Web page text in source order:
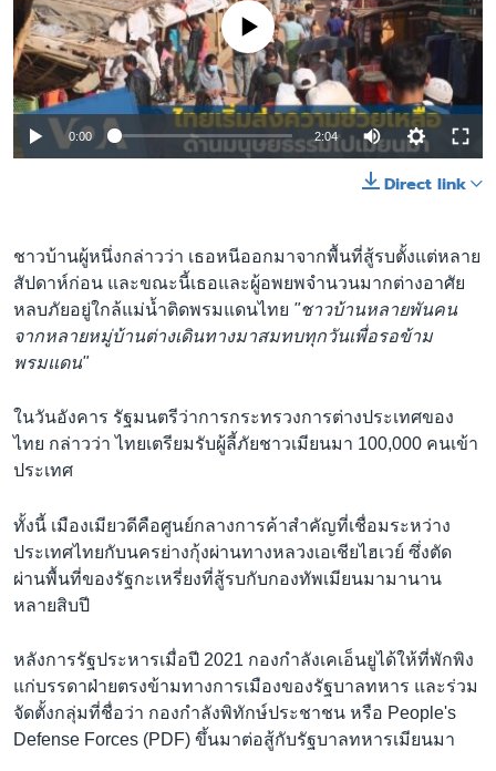
No media source currently available
0:00 2:04
Direct link
ชาวบ้านผู้หนึ่งกล่าวว่า เธอหนีออกมาจากพื้นที่สู้รบตั้งแต่หลาย
สัปดาห์ก่อน และขณะนี้เธอและผู้อพยพจำนวนมากต่างอาศัย
หลบภัยอยู่ใกล้แม่น้ำติดพรมแดนไทย "ชาวบ้านหลายพันคน
จากหลายหมู่บ้านต่างเดินทางมาสมทบทุกวันเพื่อรอข้าม
พรมแดน"
ในวันอังคาร รัฐมนตรีว่าการกระทรวงการต่างประเทศของ
ไทย กล่าวว่า ไทยเตรียมรับผู้ลี้ภัยชาวเมียนมา 100,000 คนเข้า
ประเทศ
ทั้งนี้ เมืองเมียวดีคือศูนย์กลางการค้าสำคัญที่เชื่อมระหว่าง
ประเทศไทยกับนครย่างกุ้งผ่านทางหลวงเอเชียไฮเวย์ ซึ่งตัด
ผ่านพื้นที่ของรัฐกะเหรี่ยงที่สู้รบกับกองทัพเมียนมามานาน
หลายสิบปี
หลังการรัฐประหารเมื่อปี 2021 กองกำลังเคเอ็นยูได้ให้ที่พักพิง
แก่บรรดาฝ่ายตรงข้ามทางการเมืองของรัฐบาลทหาร และร่วม
จัดตั้งกลุ่มที่ชื่อว่า กองกำลังพิทักษ์ประชาชน หรือ People's
Defense Forces (PDF) ขึ้นมาต่อสู้กับรัฐบาลทหารเมียนมา